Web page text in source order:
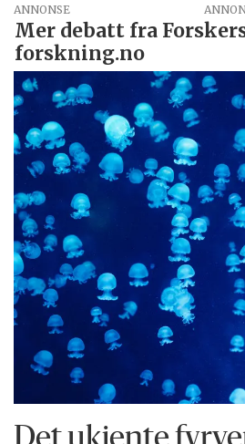
ANNONSE
Mer debatt fra
forskning.no